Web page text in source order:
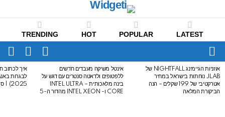
LATEST
POPULAR
HOT
TRENDING
Menu
SWITCH
SKIN
LATEST
STORIES
אוזניות הגיימינג NIGHTFALL של
JLAB נוחתות בישראל במחיר
אטרקטיבי של 199 שקלים – הנה
הביקורת המלאה
אינטל משיקה מעבדים חדשים
ללפטופים ולדאטה סנטרים עם דגש על
בינה מלאכותית – INTEL ULTRA
CORE ו- INTEL XEON מהדור ה-5
איך לכתוב
2025) | סיכום לבגרות באנגלית